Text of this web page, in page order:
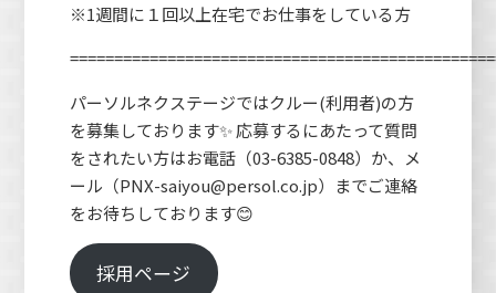
※1週間に１回以上在宅でお仕事をしている方
パーソルネクステージではクルー(利用者)の方
を募集しております✨ 応募するにあたって質問
をされたい方はお電話（03-6385-0848）か、メ
ール（PNX-saiyou@persol.co.jp）までご連絡
をお待ちしております😊
採用ページ